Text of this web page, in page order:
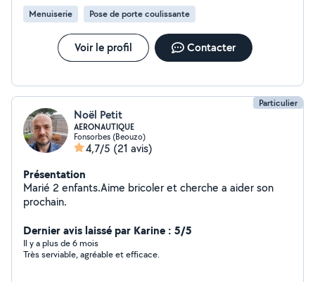
Menuiserie Pose de porte coulissante
Voir le profil Contacter
Particulier
Noël Petit
AERONAUTIQUE
Fonsorbes (Beouzo)
4,7/5 (21 avis)
Présentation
Marié 2 enfants.Aime bricoler et cherche a aider son
prochain.
Dernier avis laissé par Karine : 5/5
Il y a plus de 6 mois
Très serviable, agréable et efficace.